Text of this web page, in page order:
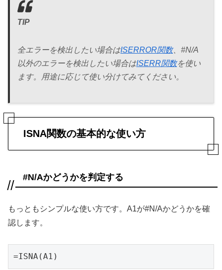
TIP
全エラーを検出したい場合はISERROR関数、#N/A
以外のエラーを検出したい場合はISERR関数を使い
ます。用途に応じて使い分けてみてください。
ISNA関数の基本的な使い方
#N/Aかどうかを判定する
もっともシンプルな使い方です。A1が#N/Aかどうかを確
認します。
=ISNA(A1)